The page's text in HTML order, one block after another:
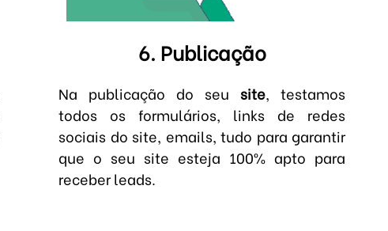
6. Publicação
Na publicação do seusite, testamos
todos os formulários, links de redes
sociais do site, emails, tudo para garantir
que o seu site esteja 100% apto para
receber leads.